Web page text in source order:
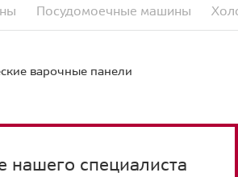
Посудомоечные машины
варочные панели
нашего специалиста